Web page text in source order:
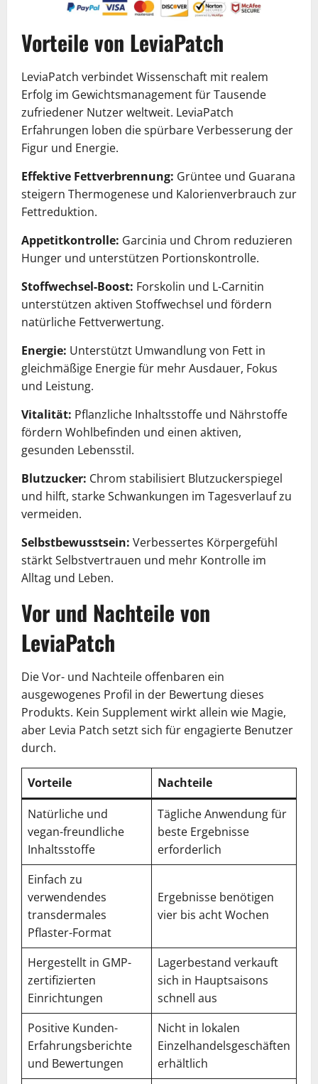
Vorteile von LeviaPatch
LeviaPatch verbindet Wissenschaft mit realem
Erfolg im Gewichtsmanagement für Tausende
zufriedener Nutzer weltweit. LeviaPatch
Erfahrungen loben die spürbare Verbesserung der
Figur und Energie.
Effektive Fettverbrennung: Grüntee und Guarana
steigern Thermogenese und Kalorienverbrauch zur
Fettreduktion.
Appetitkontrolle: Garcinia und Chrom reduzieren
Hunger und unterstützen Portionskontrolle.
Stoffwechsel-Boost: Forskolin und L-Carnitin
unterstützen aktiven Stoffwechsel und fördern
natürliche Fettverwertung.
Energie: Unterstützt Umwandlung von Fett in
gleichmäßige Energie für mehr Ausdauer, Fokus
und Leistung.
Vitalität: Pflanzliche Inhaltsstoffe und Nährstoffe
fördern Wohlbefinden und einen aktiven,
gesunden Lebensstil.
Blutzucker: Chrom stabilisiert Blutzuckerspiegel
und hilft, starke Schwankungen im Tagesverlauf zu
vermeiden.
Selbstbewusstsein: Verbessertes Körpergefühl
stärkt Selbstvertrauen und mehr Kontrolle im
Alltag und Leben.
Vor und Nachteile von
LeviaPatch
Die Vor- und Nachteile offenbaren ein
ausgewogenes Profil in der Bewertung dieses
Produkts. Kein Supplement wirkt allein wie Magie,
aber Levia Patch setzt sich für engagierte Benutzer
durch.
Vorteile
Nachteile
Natürliche und
vegan-freundliche
Inhaltsstoffe
Tägliche Anwendung für
beste Ergebnisse
erforderlich
Einfach zu
verwendendes
transdermales
Pflaster-Format
Ergebnisse benötigen
vier bis acht Wochen
Hergestellt in GMP-
zertifizierten
Einrichtungen
Lagerbestand verkauft
sich in Hauptsaisons
schnell aus
Positive Kunden-
Erfahrungsberichte
und Bewertungen
Nicht in lokalen
Einzelhandelsgeschäften
erhältlich